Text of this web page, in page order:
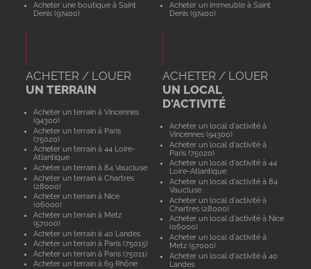
Acheter une boutique à Saint
Denis (97400)
Acheter un immeuble à Saint
Denis (97400)
ACHETER / LOUER
UN TERRAIN
Acheter un terrain à Vincennes
(94300)
Acheter un terrain à Paris
(75020)
Acheter un terrain à 44 Loire-
Atlantique
Acheter un terrain à 84 Vaucluse
Acheter un terrain à Chartres
(28000)
Acheter un terrain à Nice
(06000)
Acheter un terrain à Metz
(57000)
Acheter un terrain à 40 Landes
Acheter un terrain à Paris (75015)
Acheter un terrain à Paris (75011)
Acheter un terrain à 69 Rhône
ACHETER / LOUER
UN LOCAL
D'ACTIVITÉ
Acheter un local d'activité à
Vincennes (94300)
Acheter un local d'activité à
Paris (75020)
Acheter un local d'activité à 44
Loire-Atlantique
Acheter un local d'activité à 84
Vaucluse
Acheter un local d'activité à
Chartres (28000)
Acheter un local d'activité à Nice
(06000)
Acheter un local d'activité à
Metz (57000)
Acheter un local d'activité à 40
Landes